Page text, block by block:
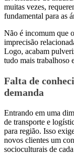
muitas vezes,
fundamental para as
Não é incomum que
imprecisão
Logo, acabam
tudo mais trabalhoso
Falta de
demanda
Entrando em uma
de transporte e
para região. Isso
novos clientes um
socioculturais de